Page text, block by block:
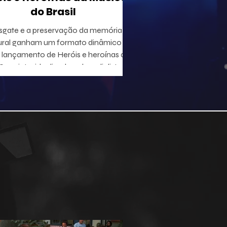
do Brasil
e a preservação da memória
ganham um formato dinâmico
de Heróis e heroínas da
projeto, idealizado pelo radialista e
Geraldo Leite — integrante do